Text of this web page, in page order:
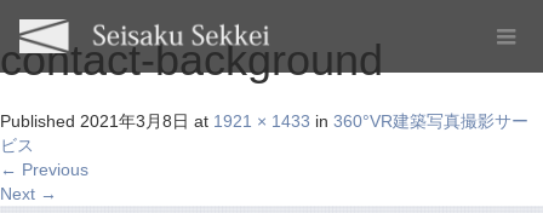
contact-background
Published 2021年3月8日 at 1921 × 1433 in 360°VR建築写真撮影サー
ビス
← Previous
Next →